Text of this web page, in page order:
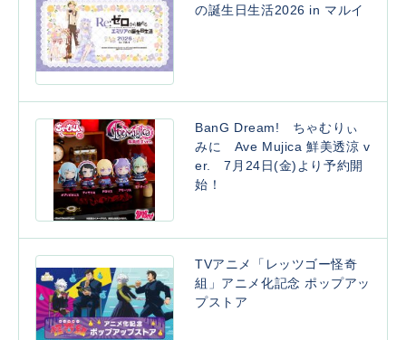
の誕生日生活2026 in マルイ
BanG Dream! ちゃむりぃ
みに Ave Mujica 鮮美透涼 v
er. 7月24日(金)より予約開
始！
TVアニメ「レッツゴー怪奇
組」アニメ化記念 ポップアッ
プストア